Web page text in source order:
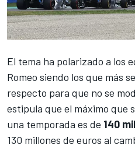
El tema ha polarizado a los
Romeo siendo los que más
respecto para que no se
estipula que el máximo que
una temporada es de 140
130 millones de euros al